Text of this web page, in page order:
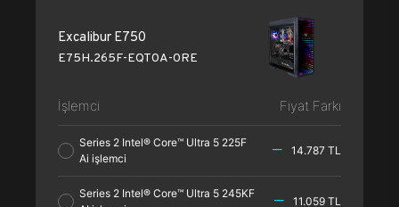
Excalibur E750
E75H.265F-EQT0A-0RE
İşlemci Fiyat Farkı
Series 2 Intel® Core™ Ultra 5 225F
Ai işlemci
14.787 TL
Series 2 Intel® Core™ Ultra 5 245KF
11.059 TL